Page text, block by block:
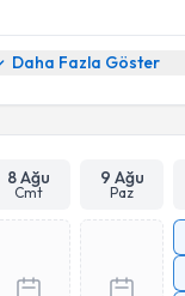
Daha Fazla Göster
8 Ağu
Cmt
9 Ağu
Paz